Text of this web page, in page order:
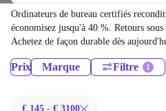
Ordinateurs de bureau certifiés
économisez jusqu'à 40 %. Retours
Achetez de façon durable dès
Prix Marque Filtre
€ 145 - € 3100